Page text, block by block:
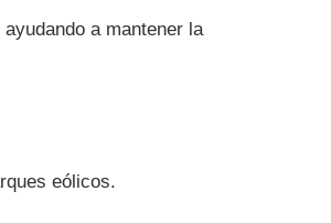
ayudando a mantener la
eólicos.